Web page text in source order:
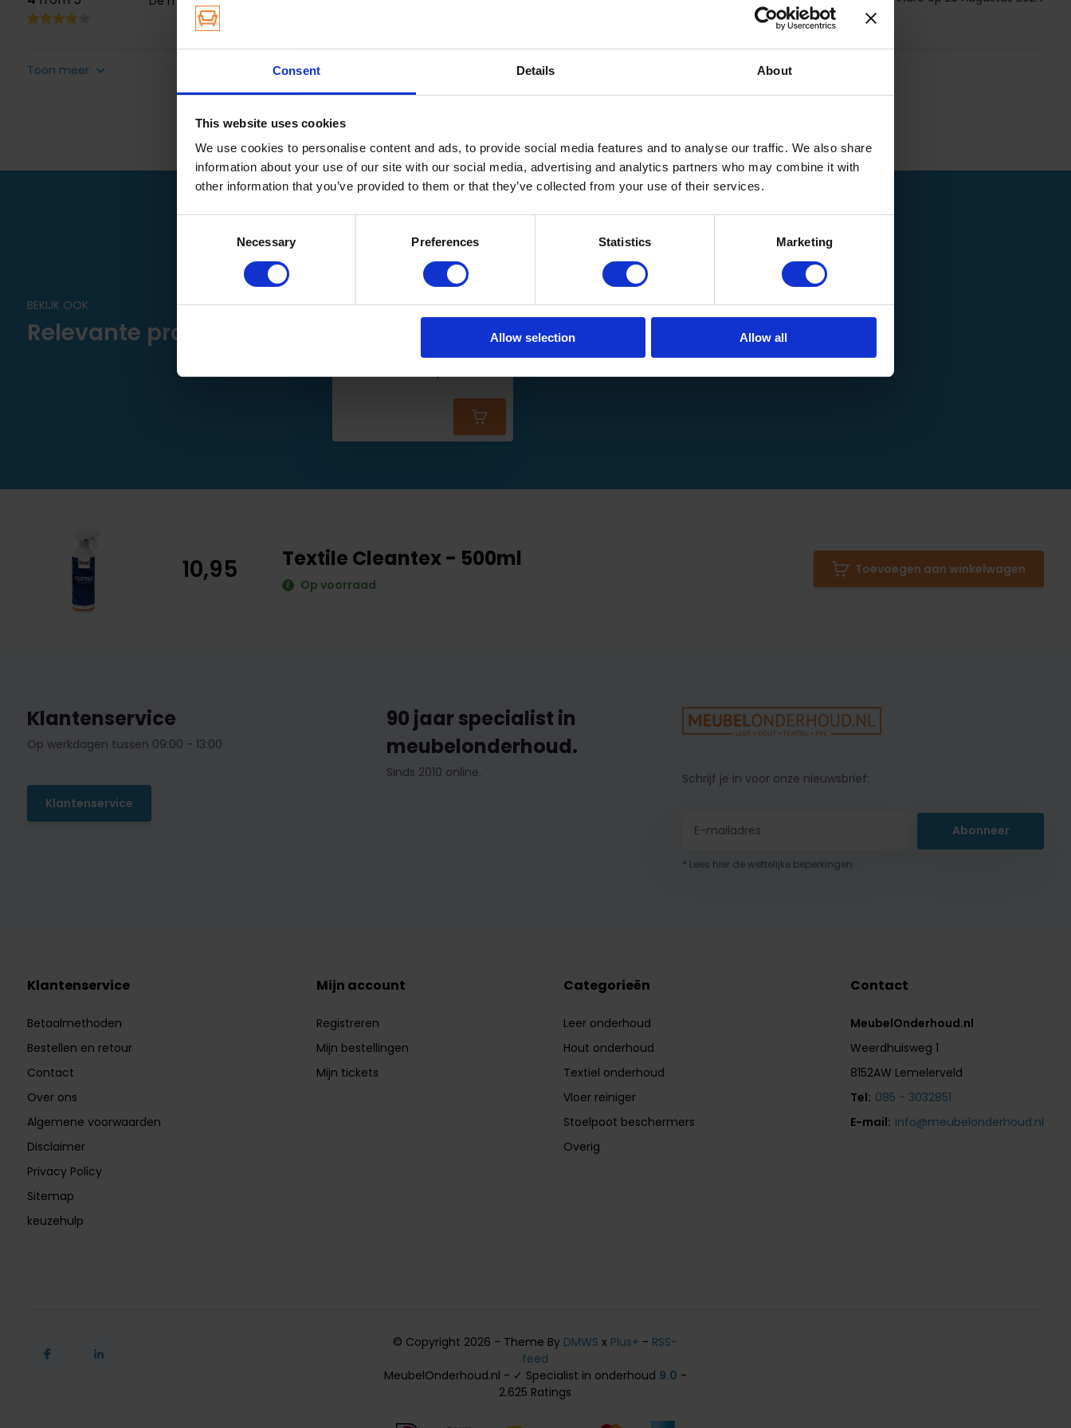
Consent Details About
This website uses cookies
We use cookies to personalise content and ads, to provide social media features and to analyse our traffic. We also share
information about your use of our site with our social media, advertising and analytics partners who may combine it with
other information that you’ve provided to them or that they’ve collected from your use of their services.
Necessary Preferences Statistics Marketing
Allow selection Allow all
Inhoud: 500 ml
Textiel Cleantex is te gebruiken voor:
Vlekken van hond, kat, huisdieren, koffie, frisdrank, thee, voedingsmiddelen, alcohol
Toon meer
BEKIJK OOK
Relevante producten
22,95 19,95
10,95 Textile Cleantex - 500ml
Op voorraad
Toevoegen aan winkelwagen
Klantenservice
Op werkdagen tussen 09:00 - 13:00
Klantenservice
90 jaar specialist in
meubelonderhoud.
Sinds 2010 online. Schrijf je in voor onze nieuwsbrief:
Abonneer
* Lees hier de wettelijke beperkingen
Klantenservice
Betaalmethoden
Bestellen en retour
Contact
Over ons
Algemene voorwaarden
Disclaimer
Privacy Policy
Sitemap
keuzehulp
Mijn account
Registreren
Mijn bestellingen
Mijn tickets
Categorieën
Leer onderhoud
Hout onderhoud
Textiel onderhoud
Vloer reiniger
Stoelpoot beschermers
Overig
Contact
MeubelOnderhoud.nl
Weerdhuisweg 1
8152AW Lemelerveld
Tel: 085 - 3032851
E-mail: info@meubelonderhoud.nl
© Copyright 2026 - Theme By DMWS x Plus+ - RSS-
feed
MeubelOnderhoud.nl - ✓ Specialist in onderhoud 9.0 -
2.625 Ratings